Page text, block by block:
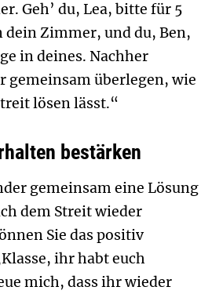
Geh’ du, Lea, bitte für 5
Zimmer, und du, Ben,
in deines. Nachher
gemeinsam überlegen, wie
lösen lässt.“
bestärken
gemeinsam eine Lösung
dem Streit wieder
Sie das positiv
ihr habt euch
mich, dass ihr wieder